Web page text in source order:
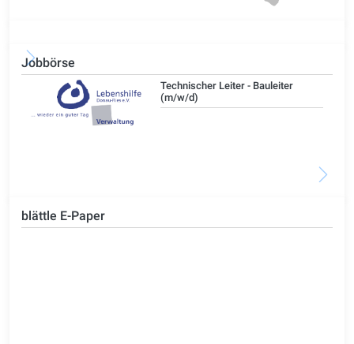
Jobbörse
Technischer Leiter - Bauleiter
(m/w/d)
blättle E-Paper